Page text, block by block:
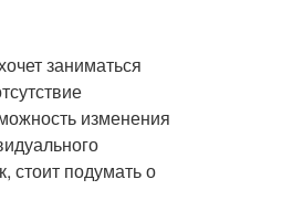
заниматься
изменения
стоит подумать о